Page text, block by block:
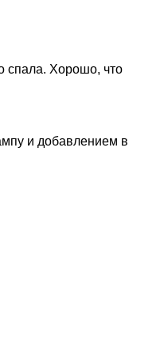
спала. Хорошо, что
и добавлением в